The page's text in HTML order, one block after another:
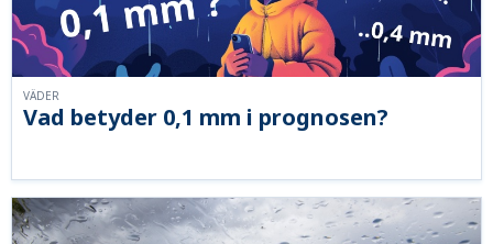
Vad betyder 0,1 mm i prognosen?
VÄDER